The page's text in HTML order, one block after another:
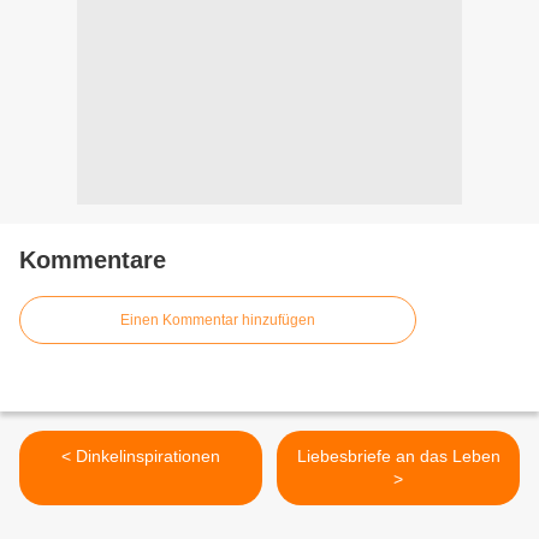
Kommentare
Einen Kommentar hinzufügen
< Dinkelinspirationen
Liebesbriefe an das Leben
>